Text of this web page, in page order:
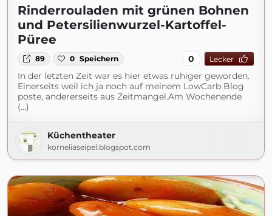
Rinderrouladen mit grünen Bohnen
und Petersilienwurzel-Kartoffel-
Püree
89 0 Speichern 0 Lecker
In der letzten Zeit war es hier etwas ruhiger geworden.
Einerseits weil ich ja noch auf meinem LowCarb Blog
poste, andererseits aus Zeitmangel.Am Wochenende
(...)
Küchentheater
korneliaseipel.blogspot.com